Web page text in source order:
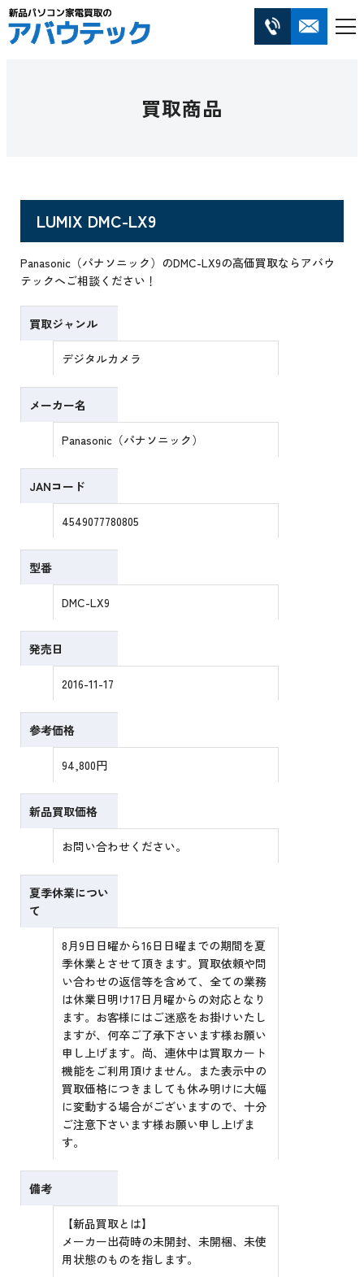
買取商品
LUMIX DMC-LX9
Panasonic（パナソニック）のDMC-LX9の高価買取ならアバウ
テックへご相談ください！
買取ジャンル
デジタルカメラ
メーカー名
Panasonic（パナソニック）
JANコード
4549077780805
型番
DMC-LX9
発売日
2016-11-17
参考価格
94,800円
新品買取価格
お問い合わせください。
夏季休業につい
て
8月9日日曜から16日日曜までの期間を夏
季休業とさせて頂きます。買取依頼や問
い合わせの返信等を含めて、全ての業務
は休業日明け17日月曜からの対応となり
ます。お客様にはご迷惑をお掛けいたし
ますが、何卒ご了承下さいます様お願い
申し上げます。尚、連休中は買取カート
機能をご利用頂けません。また表示中の
買取価格につきましても休み明けに大幅
に変動する場合がございますので、十分
ご注意下さいます様お願い申し上げま
す。
備考
【新品買取とは】
メーカー出荷時の未開封、未開梱、未使
用状態のものを指します。